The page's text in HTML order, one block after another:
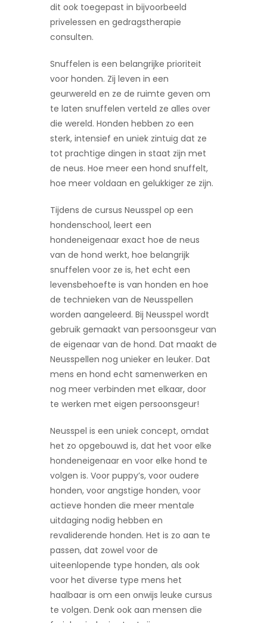
dit ook toegepast in bijvoorbeeld
privelessen en gedragstherapie
consulten.
Snuffelen is een belangrijke prioriteit
voor honden. Zij leven in een
geurwereld en ze de ruimte geven om
te laten snuffelen verteld ze alles over
die wereld. Honden hebben zo een
sterk, intensief en uniek zintuig dat ze
tot prachtige dingen in staat zijn met
de neus. Hoe meer een hond snuffelt,
hoe meer voldaan en gelukkiger ze zijn.
Tijdens de cursus Neusspel op een
hondenschool, leert een
hondeneigenaar exact hoe de neus
van de hond werkt, hoe belangrijk
snuffelen voor ze is, het echt een
levensbehoefte is van honden en hoe
de technieken van de Neusspellen
worden aangeleerd. Bij Neusspel wordt
gebruik gemaakt van persoonsgeur van
de eigenaar van de hond. Dat maakt de
Neusspellen nog unieker en leuker. Dat
mens en hond echt samenwerken en
nog meer verbinden met elkaar, door
te werken met eigen persoonsgeur!
Neusspel is een uniek concept, omdat
het zo opgebouwd is, dat het voor elke
hondeneigenaar en voor elke hond te
volgen is. Voor puppy’s, voor oudere
honden, voor angstige honden, voor
actieve honden die meer mentale
uitdaging nodig hebben en
revaliderende honden. Het is zo aan te
passen, dat zowel voor de
uiteenlopende type honden, als ook
voor het diverse type mens het
haalbaar is om een onwijs leuke cursus
te volgen. Denk ook aan mensen die